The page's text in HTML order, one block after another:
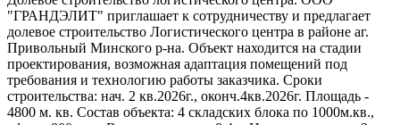
"ГРАНДЭЛИТ" приглашает к сотрудничеству и предлагает
долевое строительство Логистического центра в районе аг.
Привольный Минского р-на. Объект находится на стадии
проектирования, возможная адаптация помещений под
требования и технологию работы заказчика. Сроки
строительства: нач. 2 кв.2026г., оконч.4кв.2026г. Площадь -
4800 м. кв. Состав объекта: 4 складских блока по 1000м.кв.,